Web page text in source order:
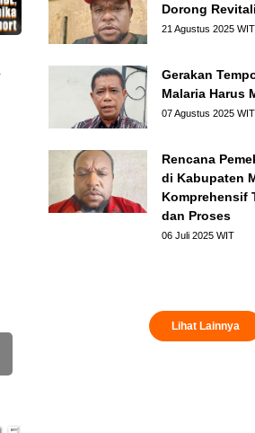
Dorong
21 Agustus 2025 WIT
Gerakan
Malaria Harus
07 Agustus 2025 WIT
Rencana
di Kabupaten
Komprehensif
dan Proses
06 Juli 2025 WIT
Lihat Lainnya